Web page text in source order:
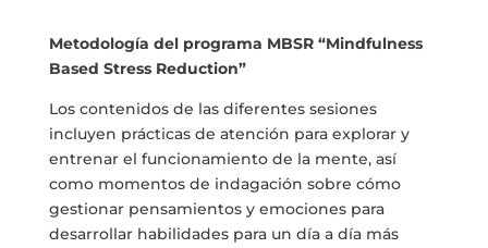
Metodología del programa MBSR “Mindfulness
Based Stress Reduction”
Los contenidos de las diferentes sesiones
incluyen prácticas de atención para explorar y
entrenar el funcionamiento de la mente, así
como momentos de indagación sobre cómo
gestionar pensamientos y emociones para
desarrollar habilidades para un día a día más